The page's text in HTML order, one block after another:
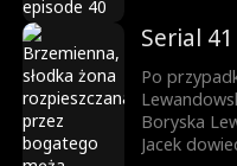
się do
uczucie.
ojca, a Ewa
i
Serial 41
Po
Boryska
Jacek